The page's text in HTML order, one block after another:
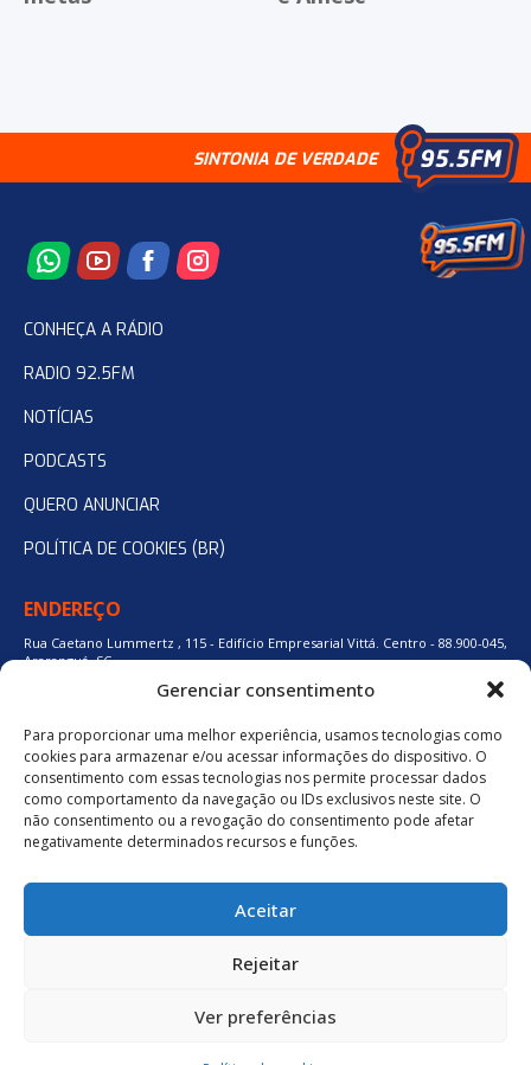
Gerenciar consentimento
Para proporcionar uma melhor experiência, usamos tecnologias como
cookies para armazenar e/ou acessar informações do dispositivo. O
consentimento com essas tecnologias nos permite processar dados
como comportamento da navegação ou IDs exclusivos neste site. O
não consentimento ou a revogação do consentimento pode afetar
negativamente determinados recursos e funções.
Aceitar
Rejeitar
Ver preferências
SINTONIA DE VERDADE
CONHEÇA A RÁDIO
RADIO 92.5FM
NOTÍCIAS
PODCASTS
QUERO ANUNCIAR
POLÍTICA DE COOKIES (BR)
ENDEREÇO
Rua Caetano Lummertz , 115 - Edifício Empresarial Vittá. Centro - 88.900-045,
Araranguá, SC.
48 3524-0137
48 9880-84667